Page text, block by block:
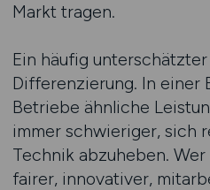
Markt tragen.
Ein häufig
Differenzierung. In einer
Betriebe ähnliche
immer schwieriger, sich
Technik abzuheben.
fairer, innovativer,